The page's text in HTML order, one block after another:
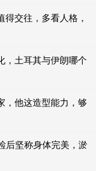
交往，多看人格，
，土耳其与伊朗哪个
，他这造型能力，够
后坚称身体完美，淤